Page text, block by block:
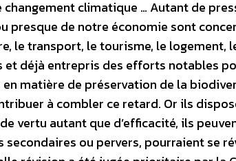
changement climatique … Autant de
presque de notre économie sont
le transport, le tourisme, le
et déjà entrepris des efforts notables
en matière de préservation de la
à combler ce retard. Or ils
vertu autant que d’efficacité, ils
secondaires ou pervers, pourraient se